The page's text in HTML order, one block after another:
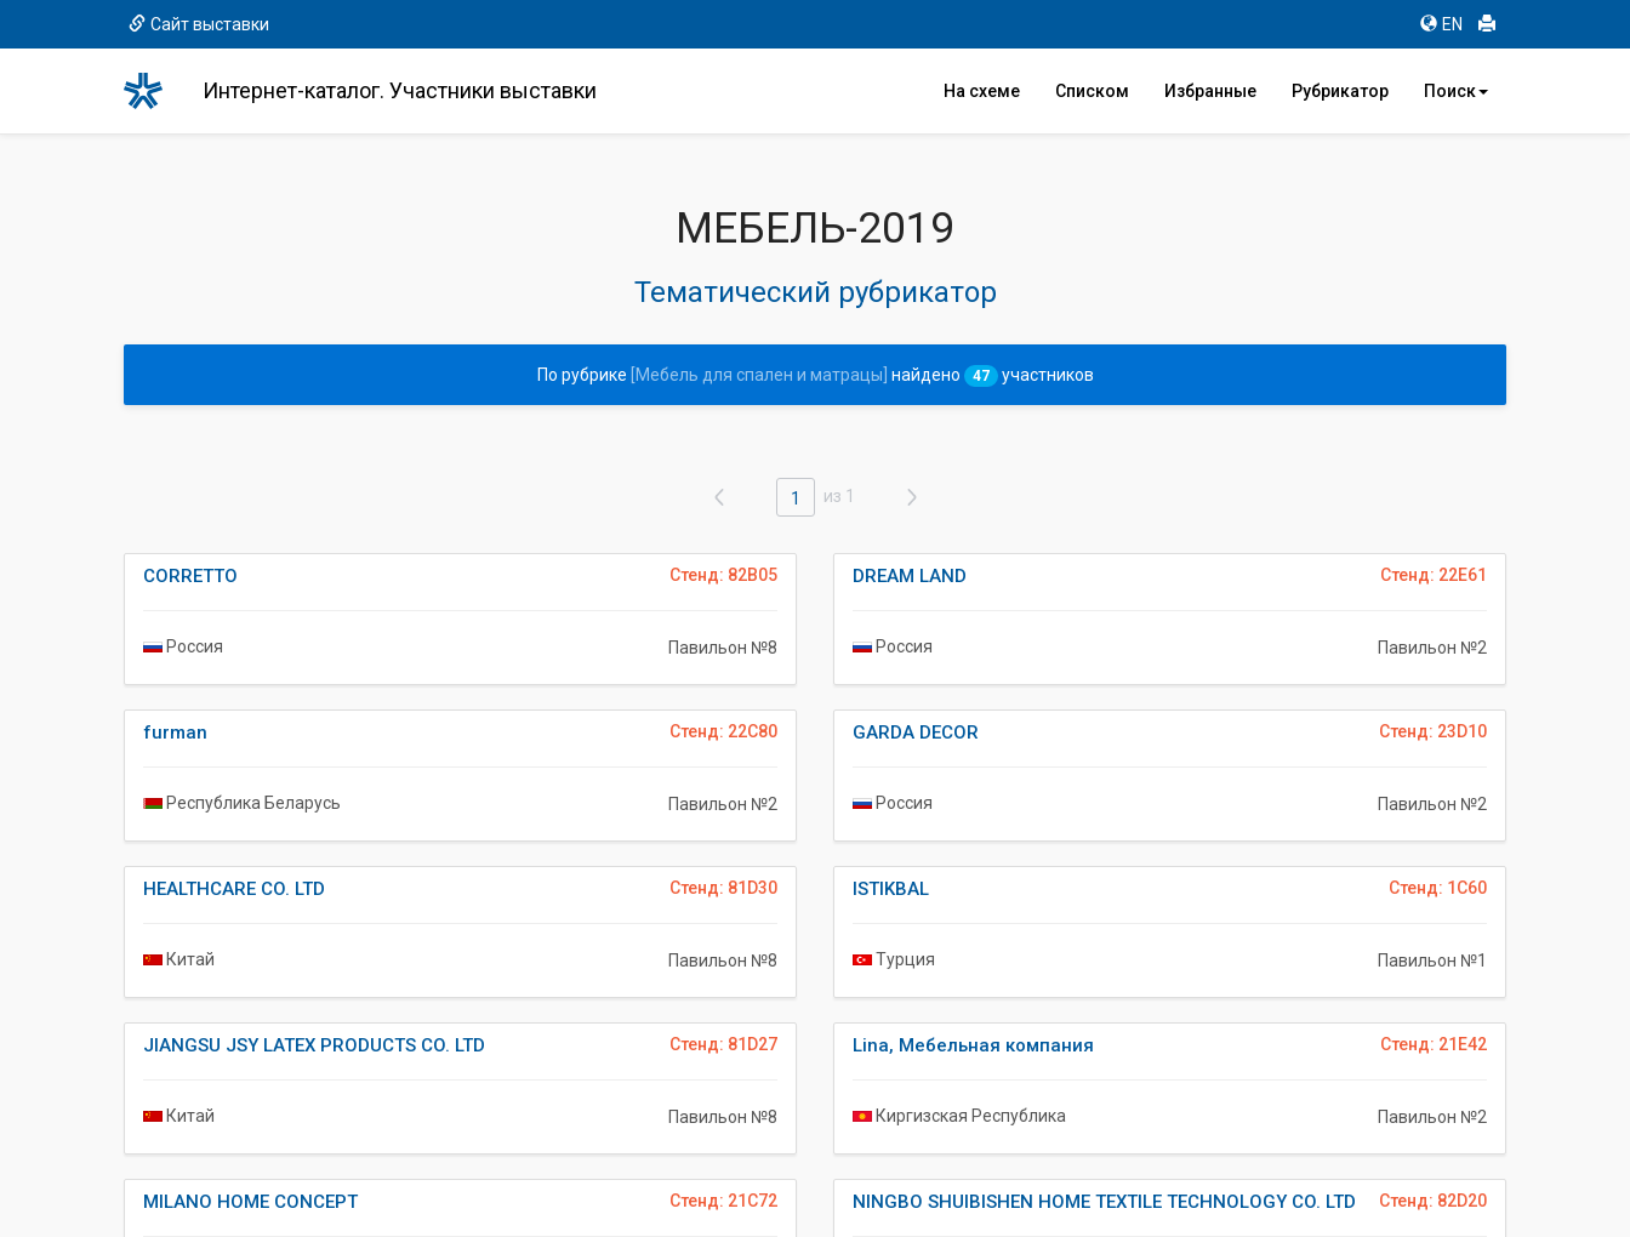
Сайт выставки EN
Интернет-каталог. Участники выставки На схеме Списком Избранные Рубрикатор Поиск
МЕБЕЛЬ-2019
Тематический рубрикатор
По рубрике [Мебель для спален и матрацы] найдено 47 участников
1 из 1
Стенд: 82B05
CORRETTO
Россия Павильон №8
Стенд: 22E61
DREAM LAND
Россия Павильон №2
Стенд: 22C80
furman
Республика Беларусь Павильон №2
Стенд: 23D10
GARDA DECOR
Россия Павильон №2
Стенд: 81D30
HEALTHCARE CO. LTD
Китай Павильон №8
Стенд: 1C60
ISTIKBAL
Турция Павильон №1
Стенд: 81D27
JIANGSU JSY LATEX PRODUCTS CO. LTD
Китай Павильон №8
Стенд: 21E42
Lina, Мебельная компания
Киргизская Республика Павильон №2
Стенд: 21C72
MILANO HOME CONCEPT Стенд: 82D20
NINGBO SHUIBISHEN HOME TEXTILE TECHNOLOGY CO. LTD